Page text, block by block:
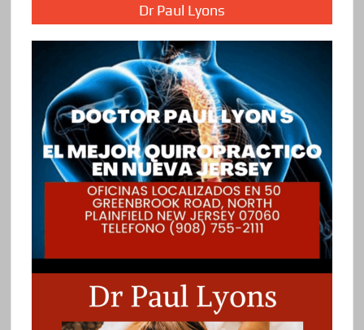
Dr Paul Lyons